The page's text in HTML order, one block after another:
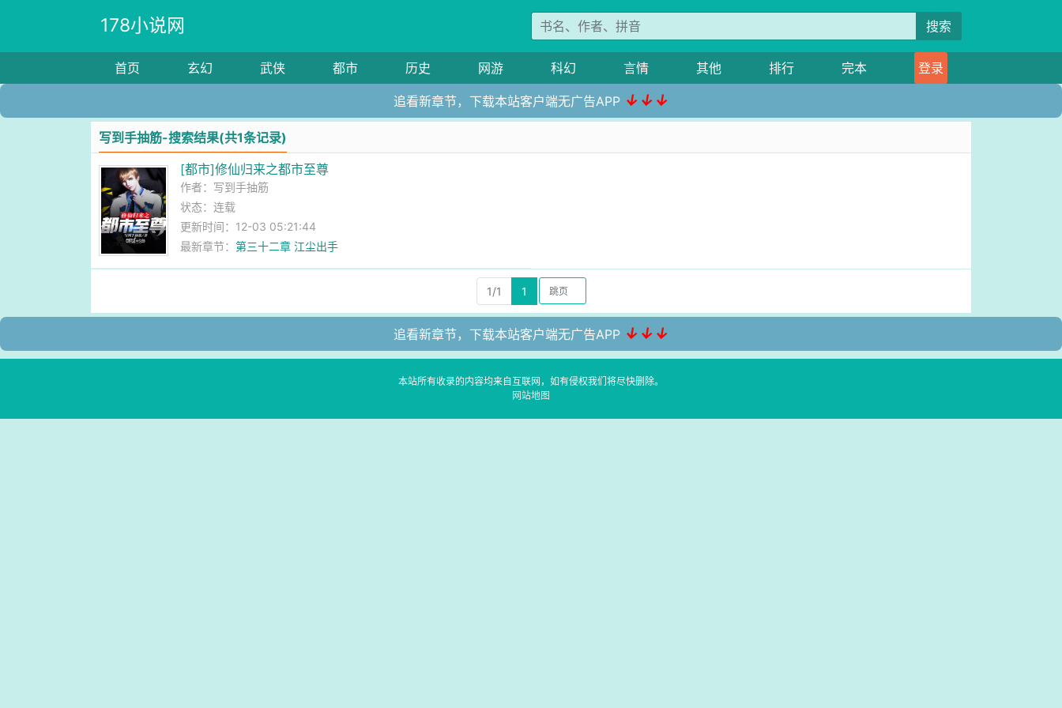
178小说网 搜索
首页 玄幻 武侠 都市 历史 网游 科幻 言情 其他 排行 完本 登录
追看新章节，下载本站客户端无广告APP ↓↓↓
写到手抽筋-搜索结果(共1条记录)
[都市]修仙归来之都市至尊
作者： 写到手抽筋
状态：连载
更新时间：12-03 05:21:44
最新章节：第三十二章 江尘出手
1/1 1
追看新章节，下载本站客户端无广告APP ↓↓↓
本站所有收录的内容均来自互联网，如有侵权我们将尽快删除。
网站地图